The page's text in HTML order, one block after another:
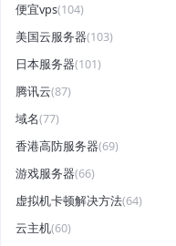
便宜vps(104)
美国云服务器(103)
日本服务器(101)
腾讯云(87)
域名(77)
香港高防服务器(69)
游戏服务器(66)
虚拟机卡顿解决方法(64)
云主机(60)